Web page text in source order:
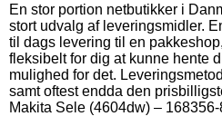
En stor portion netbutikker i
stort udvalg af leveringsmidler.
til dags levering til en
fleksibelt for dig at kunne hente
mulighed for det.
samt oftest endda den
Makita Sele (4604dw) – 168356-